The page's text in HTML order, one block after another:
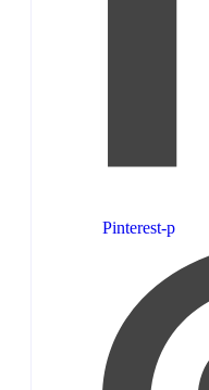
Pinterest-p